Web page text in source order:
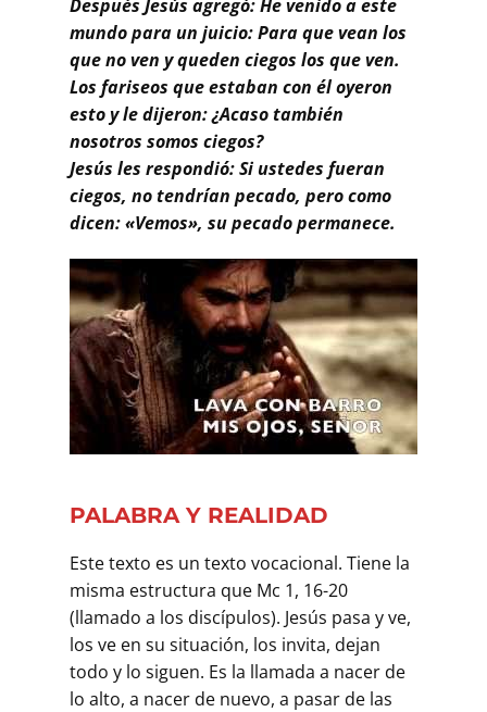
Después Jesús agregó: He venido a este
mundo para un juicio: Para que vean los
que no ven y queden ciegos los que ven.
Los fariseos que estaban con él oyeron
esto y le dijeron: ¿Acaso también
nosotros somos ciegos?
Jesús les respondió: Si ustedes fueran
ciegos, no tendrían pecado, pero como
dicen: «Vemos», su pecado permanece.
PALABRA Y REALIDAD
Este texto es un texto vocacional. Tiene la
misma estructura que Mc 1, 16-20
(llamado a los discípulos). Jesús pasa y ve,
los ve en su situación, los invita, dejan
todo y lo siguen. Es la llamada a nacer de
lo alto, a nacer de nuevo, a pasar de las